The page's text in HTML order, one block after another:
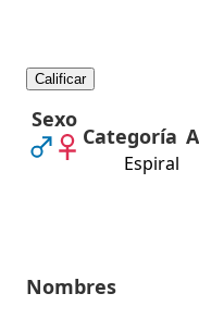
Sexo
Categoría
Espiral
Nombres
Calificar